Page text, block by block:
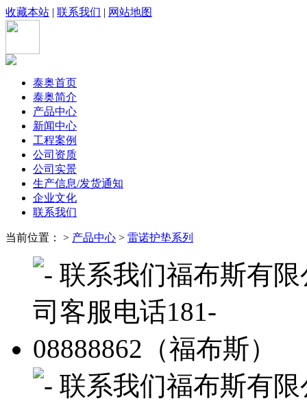
收藏本站 | 联系我们 | 网站地图
泰奥首页
泰奥简介
产品中心
新闻中心
工程案例
公司资质
公司实景
生产信息/发货通知
企业文化
联系我们
当前位置： > 产品中心 > 雷诺护垫系列